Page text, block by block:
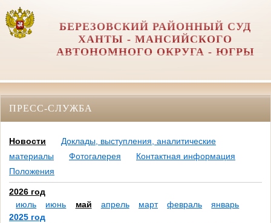
БЕРЕЗОВСКИЙ РАЙОННЫЙ СУД
ХАНТЫ - МАНСИЙСКОГО
АВТОНОМНОГО ОКРУГА - ЮГРЫ
ПРЕСС-СЛУЖБА
Новости
Доклады, выступления, аналитические
материалы
Фотогалерея
Контактная информация
Положения
2026 год
июль
июнь май апрель март февраль
январь
2025 год